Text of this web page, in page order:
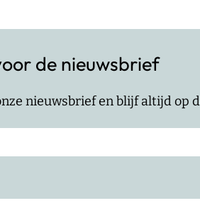
de nieuwsbrief
nieuwsbrief en blijf altijd op